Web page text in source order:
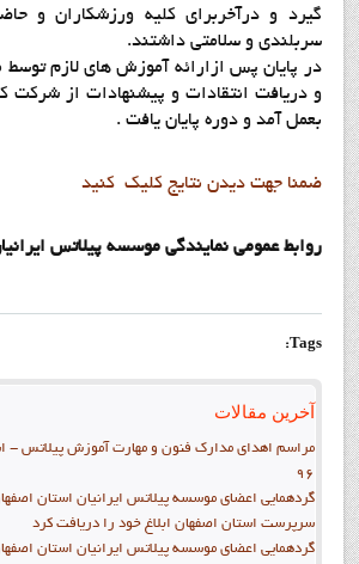
گیرد و درآخربرای کلیه ورزشکاران و
سربلندی و سلامتی داشتند.
در پایان پس ازارائه آموزش های لازم
و دریافت انتقادات و پیشنهادات از شرکت
بعمل آمد و دوره پایان یافت .
ضمنا جهت ديدن نتايج کليک کنيد
روابط عمومي نمايندگي موسسه پيلاتس
Tags:
آخرین مقالات
مراسم اهدای مدارک فنون و مهارت آموزش پیلاتس -
96
گردهمایی اعضای موسسه پیلاتس ایرانیان استان
سرپرست استان اصفهان ابلاغ خود را دريافت کرد
گردهمایی اعضای موسسه پیلاتس ایرانیان استان